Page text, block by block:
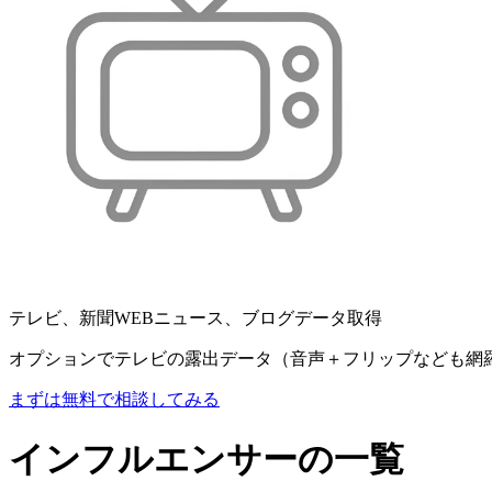
テレビ、新聞WEBニュース、ブログデータ取得
オプションでテレビの露出データ（音声＋フリップなども
まずは無料で相談してみる
インフルエンサーの一覧